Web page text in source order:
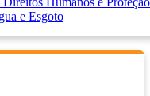
e Esgoto